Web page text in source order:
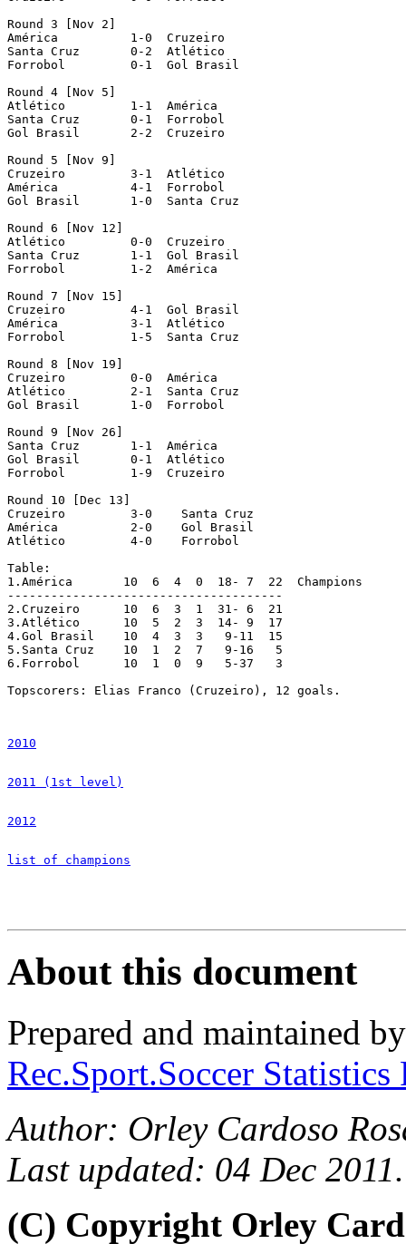
Round 3	[Nov 2]
América		 1-0  Cruzeiro
Santa Cruz	 0-2  Atlético
Forrobol	 0-1  Gol Brasil
Round 4	[Nov 5]
Atlético	 1-1  América
Santa Cruz	 0-1  Forrobol
Gol Brasil	 2-2  Cruzeiro
Round 5	[Nov 9]
Cruzeiro	 3-1  Atlético
América		 4-1  Forrobol
Gol Brasil	 1-0  Santa Cruz
Round 6 [Nov 12]
Atlético	 0-0  Cruzeiro
Santa Cruz	 1-1  Gol Brasil
Forrobol	 1-2  América
Round 7	[Nov 15]
Cruzeiro	 4-1  Gol Brasil
América		 3-1  Atlético
Forrobol	 1-5  Santa Cruz
Round 8 [Nov 19]
Cruzeiro	 0-0  América
Atlético	 2-1  Santa Cruz
Gol Brasil	 1-0  Forrobol
Round 9	[Nov 26]
Santa Cruz	 1-1  América
Gol Brasil	 0-1  Atlético
Forrobol	 1-9  Cruzeiro
Round 10 [Dec 13]
Cruzeiro	 3-0	Santa Cruz
América		 2-0	Gol Brasil
Atlético	 4-0	Forrobol
Table:
1.América	10  6  4  0  18- 7  22	Champions
--------------------------------------
2.Cruzeiro	10  6  3  1  31- 6  21
3.Atlético	10  5  2  3  14- 9  17
4.Gol Brasil	10  4  3  3   9-11  15
5.Santa Cruz	10  1  2  7   9-16   5
6.Forrobol	10  1  0  9   5-37   3
Topscorers: Elias Franco (Cruzeiro), 12 goals.
2010
2011 (1st level)
2012
list of champions
About this document
Prepared and maintained
Rec.Sport.Soccer
Author: Orley Cardoso
Last updated: 04 Dec 2011.
(C) Copyright Orley